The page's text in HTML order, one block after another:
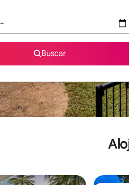
Buscar